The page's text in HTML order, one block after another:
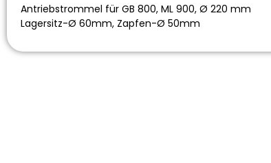
Antriebstrommel für GB 800, ML 900, Ø 220 mm
Lagersitz-Ø 60mm, Zapfen-Ø 50mm